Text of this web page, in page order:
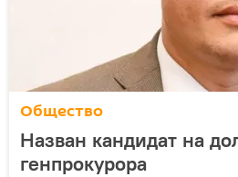
Общество
Назван кандидат на
генпрокурора